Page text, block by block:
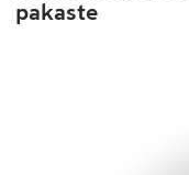
pakaste